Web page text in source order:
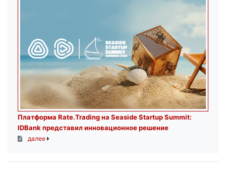
Платформа Rate.Trading на Seaside Startup Summit:
IDBank представил инновационное решение
далее